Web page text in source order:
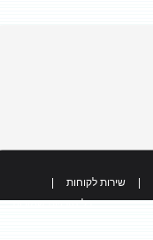
שירות לקוחות
כל הזכויות שמורות